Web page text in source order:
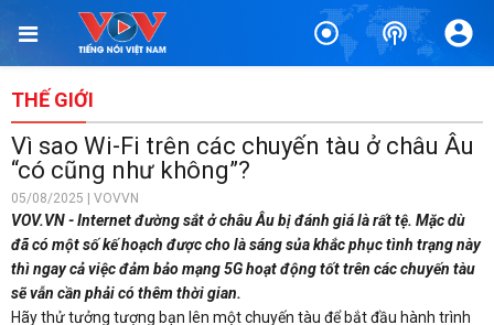
THẾ GIỚI
Vì sao Wi-Fi trên các chuyến tàu ở châu Âu
“có cũng như không”?
05/08/2025 | VOVVN
VOV.VN - Internet đường sắt ở châu Âu bị đánh giá là rất tệ. Mặc dù
đã có một số kế hoạch được cho là sáng sủa khắc phục tình trạng này
thì ngay cả việc đảm bảo mạng 5G hoạt động tốt trên các chuyến tàu
sẽ vẫn cần phải có thêm thời gian.
Hãy thử tưởng tượng bạn lên một chuyến tàu để bắt đầu hành trình